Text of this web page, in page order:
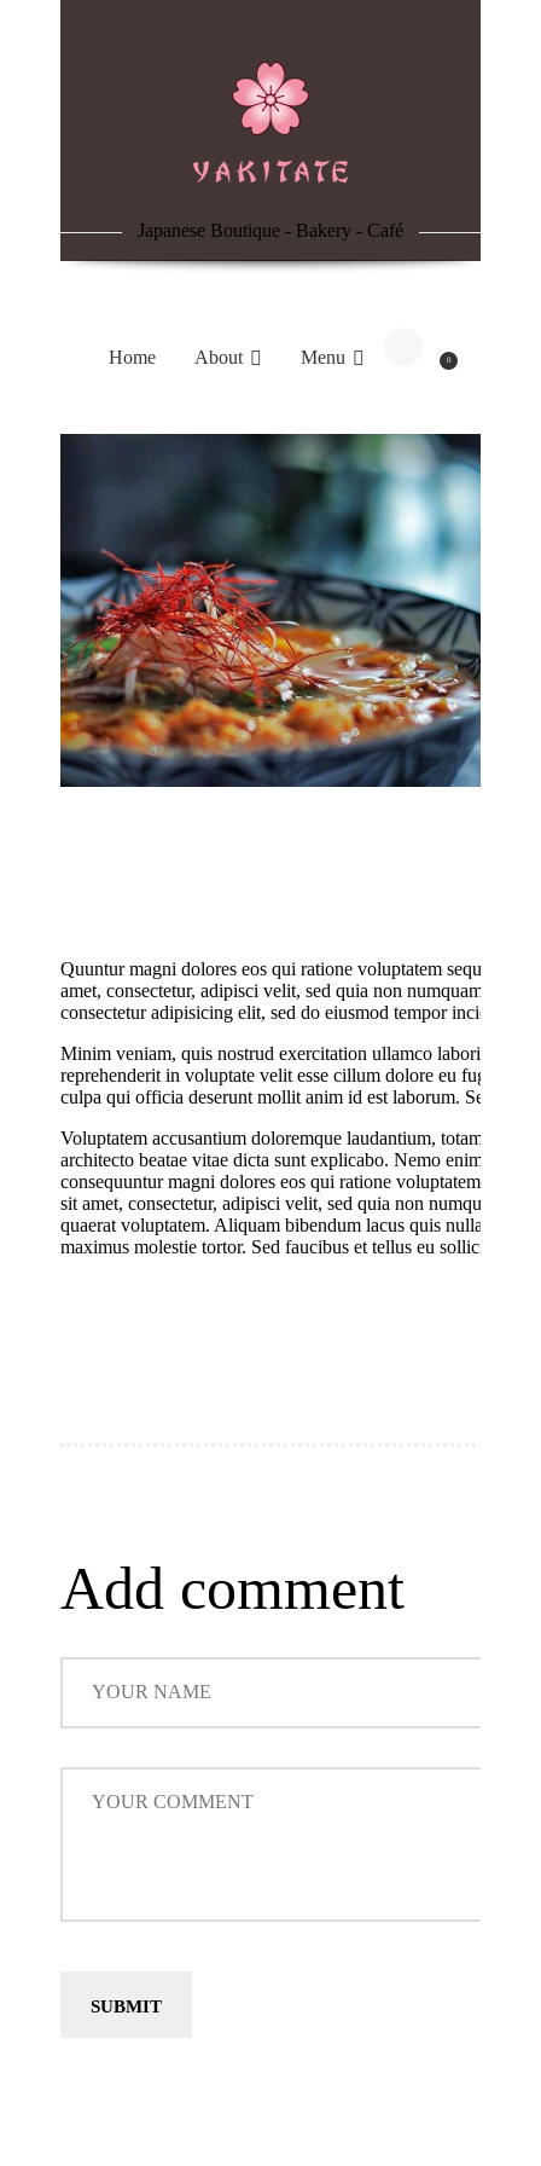
Japanese Boutique - Bakery - Café
Home About Menu 0
Quuntur magni dolores eos qui ratione voluptatem sequi
amet, consectetur, adipisci velit, sed quia non numquam eius
consectetur adipisicing elit, sed do eiusmod tempor incididunt
Minim veniam, quis nostrud exercitation ullamco laboris nisi
reprehenderit in voluptate velit esse cillum dolore eu fugiat
culpa qui officia deserunt mollit anim id est laborum. Sed ut
Voluptatem accusantium doloremque laudantium, totam rem
architecto beatae vitae dicta sunt explicabo. Nemo enim
consequuntur magni dolores eos qui ratione voluptatem
sit amet, consectetur, adipisci velit, sed quia non numquam
quaerat voluptatem. Aliquam bibendum lacus quis nulla
maximus molestie tortor. Sed faucibus et tellus eu sollicitudin.
Add comment